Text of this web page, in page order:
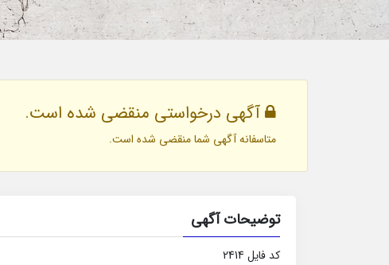
آگهی درخواستی منقضی شده است.
متاسفانه آگهی شما منقضی شده است.
توضیحات آگهی
کد فایل 2414